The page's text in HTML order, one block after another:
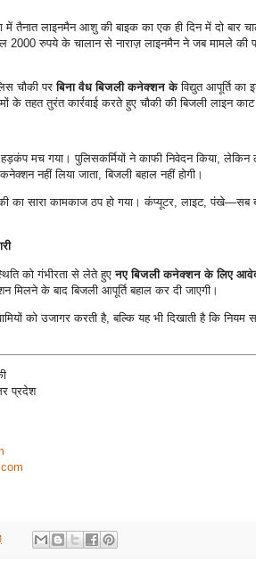
में तैनात लाइनमैन आशु की बाइक का एक ही दिन में दो बार
रुपये के चालान से नाराज़ लाइनमैन ने जब मामले की
चौकी परबिना वैध बिजली कनेक्शन केविद्युत आपूर्ति का
के तहत तुरंत कार्रवाई करते हुए चौकी की बिजली लाइन काट
मच गया। पुलिसकर्मियों ने काफी निवेदन किया,
नहीं लिया जाता, बिजली बहाल नहीं होगी।
का सारा कामकाज ठप हो गया। कंप्यूटर, लाइट, पंखे—सब
को गंभीरता से लेते हुएनए बिजली कनेक्शन के लिए
मिलने के बाद बिजली आपूर्ति बहाल कर दी जाएगी।
को उजागर करती है, बल्कि यह भी दिखाती है कि
प्रदेश